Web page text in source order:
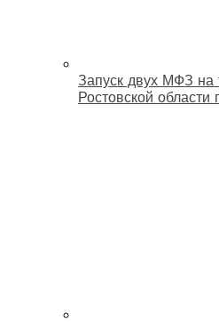
Запуск двух МФЗ
Ростовской